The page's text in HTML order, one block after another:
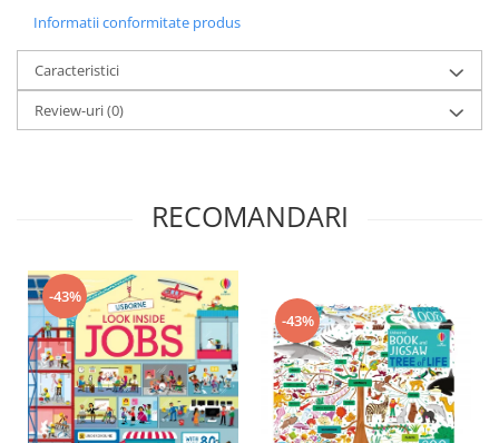
Informatii conformitate produs
Caracteristici
Review-uri(0)
RECOMANDARI
-43%
-43%